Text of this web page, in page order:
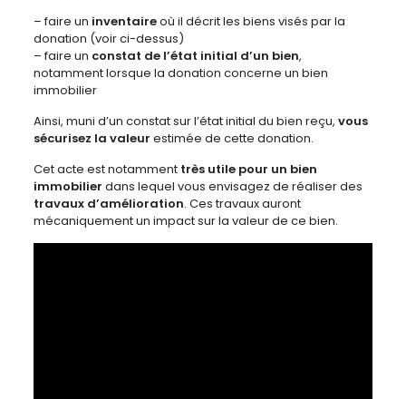
– faire un inventaireoù il décrit les biens visés par la
donation (voir ci-dessus)
– faire un constat de l’état initial d’un bien,
notamment lorsque la donation concerne un bien
immobilier
Ainsi, muni d’un constat sur l’état initial du bien reçu, vous
sécurisez la valeur estimée de cette donation.
Cet acte est notamment très utile pour un bien
immobilier dans lequel vous envisagez de réaliser des
travaux d’amélioration. Ces travaux auront
mécaniquement un impact sur la valeur de ce bien.